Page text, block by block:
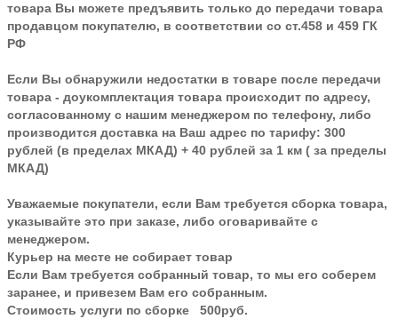
товара Вы можете предъявить только до передачи товара
продавцом покупателю, в соответствии со ст.458 и 459 ГК
РФ
Если Вы обнаружили недостатки в товаре после передачи
товара - доукомплектация товара происходит по адресу,
согласованному с нашим менеджером по телефону, либо
производится доставка на Ваш адрес по тарифу: 300
рублей (в пределах МКАД) + 40 рублей за 1 км ( за пределы
МКАД)
Уважаемые покупатели, если Вам требуется сборка товара,
указывайте это при заказе, либо оговаривайте с
менеджером.
Курьер на месте не собирает товар
Если Вам требуется собранный товар, то мы его соберем
заранее, и привезем Вам его собранным.
Стоимость услуги по сборке 500руб.